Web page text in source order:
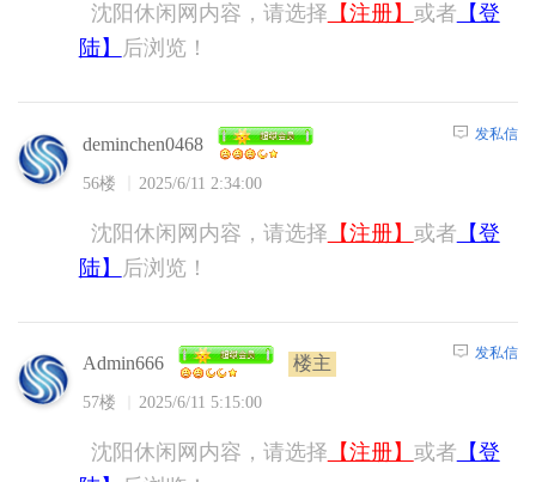
沈阳休闲网内容，请选择 【注册】 或者 【登
陆】
后浏览！
deminchen0468
56楼 2025/6/11 2:34:00
发私信
沈阳休闲网内容，请选择 【注册】 或者 【登
陆】
后浏览！
Admin666 楼主
57楼 2025/6/11 5:15:00
发私信
沈阳休闲网内容，请选择 【注册】 或者 【登